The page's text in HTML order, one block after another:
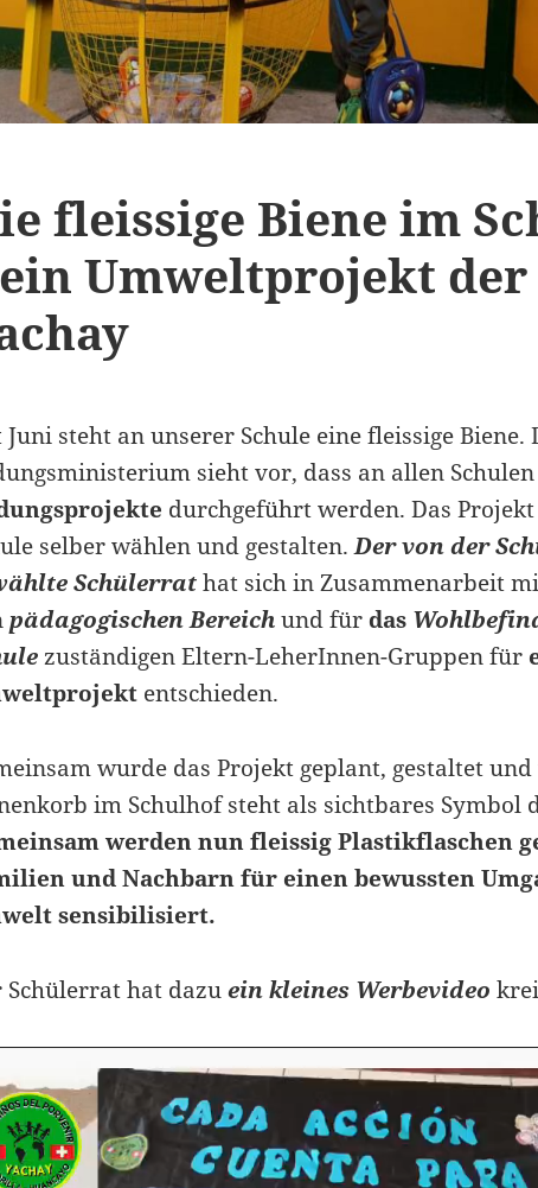
fleissige Biene im
Umweltprojekt der
Juni steht an unserer Schule eine fleissige Biene.
sieht vor, dass an allen
durchgeführt werden. Das
selber wählen und gestalten.Der von der
Schülerrathat sich in Zusammenarbeit
pädagogischen Bereichund für das
zuständigen Eltern-LeherInnen-Gruppen für
entschieden.
wurde das Projekt geplant, gestaltet
im Schulhof steht als sichtbares Symbol
werden nun fleissig Plastikflaschen
und Nachbarn für einen bewussten
sensibilisiert.
Schülerrat hat dazuein kleines Werbevideo